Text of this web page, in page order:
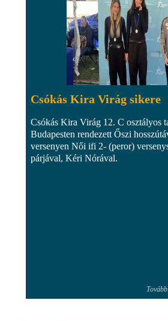
Csókás Kira Virág sikere
Csókás Kira Virág 12. C osztályos
Budapesten rendezett Őszi
versenyen Női ifi 2- (peror)
párjával, Kéri Nórával.